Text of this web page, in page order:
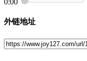
外链地址